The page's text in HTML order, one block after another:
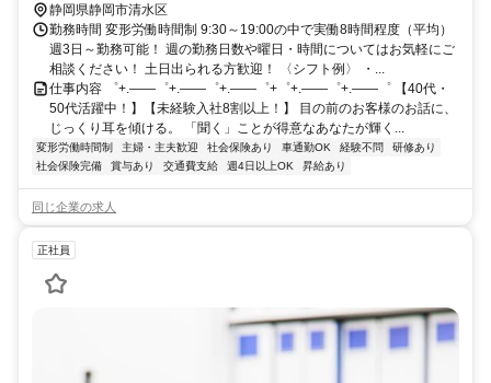
岡市葵区・静岡市駿河区・富士市よりアクセス可能！ 〈ベイドリー
ム清水店について〉 ベイドリーム清水内の店舗になりますので、仕
事終わりの買い物にも便利です！ スタッフさんからも「お仕事つい
でに日用品の買い物ができて助かる！」と好評です♪ 従業員用の駐車
場もございますので、車通勤もOKです！
静岡県静岡市清水区
勤務時間 変形労働時間制 9:30～19:00の中で実働8時間程度（平均）
週3日～勤務可能！ 週の勤務日数や曜日・時間についてはお気軽にご
相談ください！ 土日出られる方歓迎！ 〈シフト例〉 ・...
仕事内容 ゜+.――゜+.――゜+.――゜+゜+.――゜+.――゜ 【40代・
50代活躍中！】【未経験入社8割以上！】 目の前のお客様のお話に、
じっくり耳を傾ける。 「聞く」ことが得意なあなたが輝く...
変形労働時間制 主婦・主夫歓迎 社会保険あり 車通勤OK 経験不問
研修あり
社会保険完備
賞与あり 交通費支給 週4日以上OK 昇給あり
同じ企業の求人
正社員